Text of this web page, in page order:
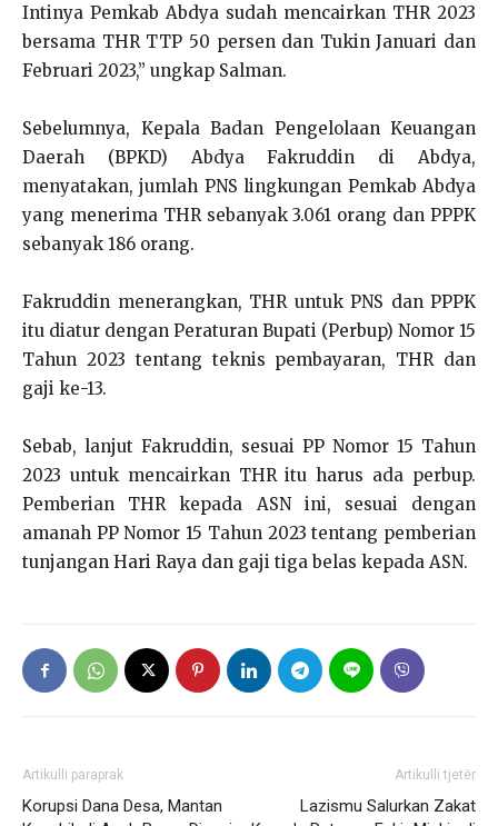
Intinya Pemkab Abdya sudah mencairkan THR 2023
bersama THR TTP 50 persen dan Tukin Januari dan
Februari 2023,” ungkap Salman.
Sebelumnya, Kepala Badan Pengelolaan Keuangan
Daerah (BPKD) Abdya Fakruddin di Abdya,
menyatakan, jumlah PNS lingkungan Pemkab Abdya
yang menerima THR sebanyak 3.061 orang dan PPPK
sebanyak 186 orang.
Fakruddin menerangkan, THR untuk PNS dan PPPK
itu diatur dengan Peraturan Bupati (Perbup) Nomor 15
Tahun 2023 tentang teknis pembayaran, THR dan
gaji ke-13.
Sebab, lanjut Fakruddin, sesuai PP Nomor 15 Tahun
2023 untuk mencairkan THR itu harus ada perbup.
Pemberian THR kepada ASN ini, sesuai dengan
amanah PP Nomor 15 Tahun 2023 tentang pemberian
tunjangan Hari Raya dan gaji tiga belas kepada ASN.
Artikulli paraprak
Korupsi Dana Desa, Mantan
Artikulli tjetër
Lazismu Salurkan Zakat